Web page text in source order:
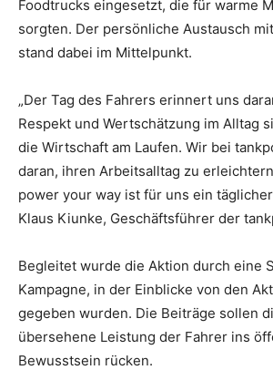
Foodtrucks eingesetzt, die für warme
sorgten. Der persönliche Austausch
stand dabei im Mittelpunkt.
„Der Tag des Fahrers erinnert uns
Respekt und Wertschätzung im Alltag
die Wirtschaft am Laufen. Wir bei
daran, ihren Arbeitsalltag zu
power your way ist für uns ein
Klaus Kiunke, Geschäftsführer der
Begleitet wurde die Aktion durch eine
Kampagne, in der Einblicke von den
gegeben wurden. Die Beiträge sollen
übersehene Leistung der Fahrer ins
Bewusstsein rücken.